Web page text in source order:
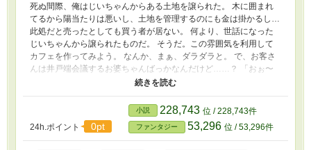
死ぬ間際、俺はじいちゃんからある土地を譲られた。 木に囲まれ
てるから陽当たりは悪いし、土地を管理するのにも金は掛かるし…
此処だと売ったとしても買う者が居ない。 何より、世話になった
じいちゃんから譲られたものだ。 そうだ。この雰囲気を利用して
カフェを作ってみよう。 なんか、まぁ、ダラダラと。 で、お客さ
んは井戸端会議するお婆ちゃんばっかなんだけど……？ 「おぉ〜
っ！！？ 腰が！！ 腰が痛くないよ！？」 「あ、足が軽いよぉ〜
っ！！」 「あの時みたいに頭が冴えるわ…！！」 あ、あのー…？
その場所には何故か特別な事が起こり続けて…？ これは後々、地
球上で異世界の扉が開かれる前からのお話。 ※HOT男性向けラン
キング1位達成 ※ファンタジーランキング 24h 3位達成 ※ゆる〜
く、思うがままに書いている作品です。読者様もゆる〜く呼んで頂
24h.ポイント 0pt
小説 228,743 位 / 228,743件
ファンタジー 53,296 位 / 53,296件